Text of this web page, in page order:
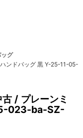
グ
ンドバッグ 黒 Y-25-11-05-
/ プレーンミ
023-ba-SZ-